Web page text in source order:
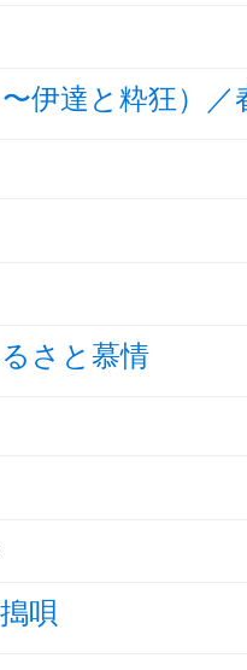
〜伊達と粋狂）／
さと慕情
唄